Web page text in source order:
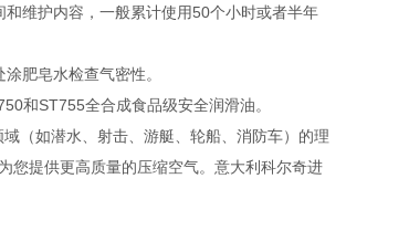
维护内容，一般累计使用50个小时或者半年
肥皂水检查气密性。
和ST755全合成食品级安全润滑油。
（如潜水、射击、游艇、轮船、消防车）的理
您提供更高质量的压缩空气。意大利科尔奇进